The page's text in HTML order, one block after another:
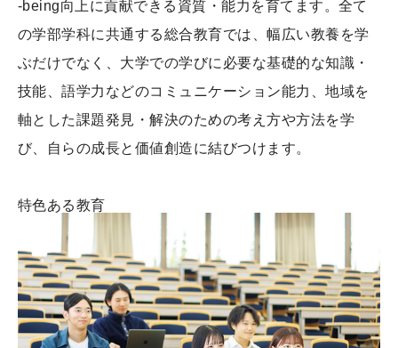
-being向上に貢献できる資質・能力を育てます。全て
の学部学科に共通する総合教育では、幅広い教養を学
ぶだけでなく、大学での学びに必要な基礎的な知識・
技能、語学力などのコミュニケーション能力、地域を
軸とした課題発見・解決のための考え方や方法を学
び、自らの成長と価値創造に結びつけます。
特色ある教育